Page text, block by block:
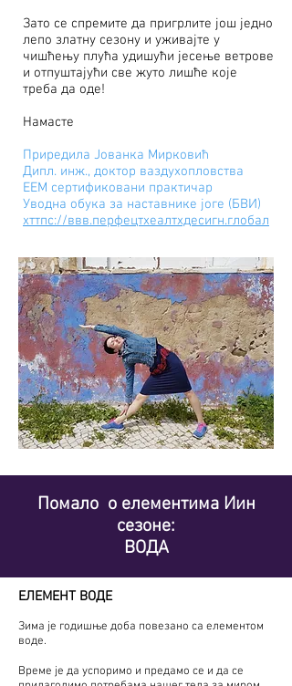
Зато се спремите да пригрлите још једно
лепо златну сезону и уживајте у
чишћењу плућа удишући јесење ветрове
и отпуштајући све жуто лишће које
треба да оде!
Намасте
Приредила Јованка Мирковић
Дипл. инж., доктор ваздухопловства
ЕЕМ сертификовани практичар
Уводна обука за наставнике јоге (БВИ)
хттпс://ввв.перфецтхеалтхдесигн.глобал
Помало о елементима Иин
сезоне:
ВОДА
ЕЛЕМЕНТ ВОДЕ
Зима је годишње доба повезано са елементом
воде.
Време је да успоримо и предамо се и да се